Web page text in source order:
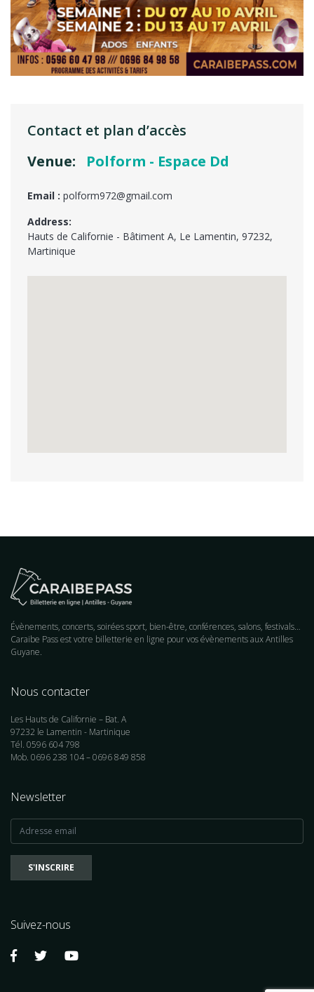
Contact et plan d’accès
Venue:
Polform - Espace Dd
Email : polform972@gmail.com
Address:
Hauts de Californie - Bâtiment A, Le Lamentin, 97232,
Martinique
Évènements, concerts, soirées sport, bien-être, conférences, salons, festivals…
Caraibe Pass est votre billetterie en ligne pour vos évènements aux Antilles
Guyane.
Nous contacter
Les Hauts de Californie – Bat. A
97232 le Lamentin - Martinique
Tél. 0596 604 798
Mob. 0696 238 104 – 0696 849 858
Newsletter
Suivez-nous